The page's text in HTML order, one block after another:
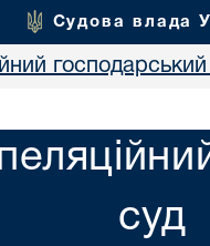
Судова влада
суд